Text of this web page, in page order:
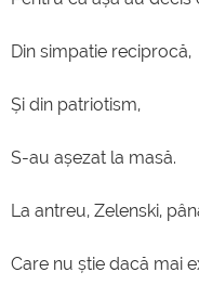
Din simpatie reciprocă,
Și din patriotism,
S-au așezat la masă.
La antreu, Zelenski,
Care nu știe dacă mai